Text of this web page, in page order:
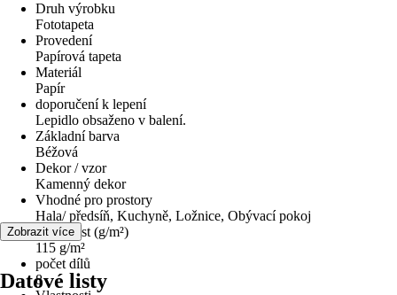
Druh výrobku
Fototapeta
Provedení
Papírová tapeta
Materiál
Papír
doporučení k lepení
Lepidlo obsaženo v balení.
Základní barva
Béžová
Dekor / vzor
Kamenný dekor
Vhodné pro prostory
Hala/ předsíň, Kuchyně, Ložnice, Obývací pokoj
Hmotnost (g/m²)
115 g/m²
počet dílů
8
Zobrazit více
Datové listy